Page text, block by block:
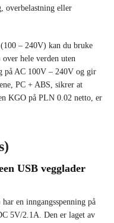
overbelastning eller
– 240V) kan du bruke
hele verden uten
på AC 100V – 240V og gir
PC + ABS, sikrer at
KGO på PLN 0.02 netto, er
USB vegglader
en inngangsspenning på
5V/2.1A. Den er laget av